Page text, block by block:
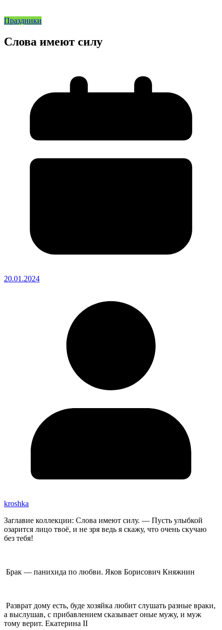
Праздники
Слова имеют силу
20.01.2024
kroshka
Заглавие коллекции: Слова имеют силу. — Пусть улыбкой
озарится лицо твоё, и не зря ведь я скажу, что очень скучаю
без тебя!
Брак — панихида по любви. Яков Борисович Княжнин
Разврат дому есть, буде хозяйка любит слушать разные враки,
а выслушав, с прибавлением сказывает оные мужу, и муж
тому верит. Екатерина II